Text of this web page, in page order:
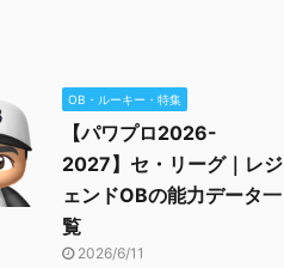
OB・ルーキー・特集
【パワプロ2026-
2027】セ・リーグ｜レジ
ェンドOBの能力データ一
覧
2026/6/11